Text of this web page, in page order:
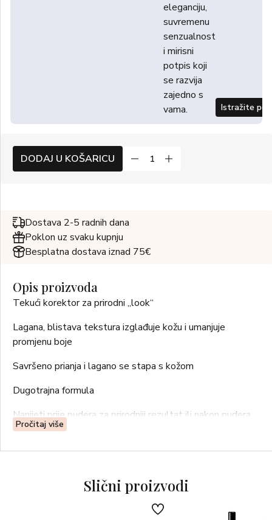
eleganciju,
suvremenu
senzualnost
i mirisni
potpis koji
se razvija
zajedno s
vama.
Istražite
DODAJ U KOŠARICU
Dostava 2-5 radnih dana
Poklon uz svaku kupnju
Besplatna dostava iznad 75€
Opis proizvoda
Tekući korektor za prirodni „look“
Lagana, blistava tekstura izglađuje kožu i umanjuje
promjenu boje
Savršeno prianja i lagano se stapa s kožom
Dugotrajna formula
Nanijeti prije pudera za prirodniji rezultat ili nakon pudera
za veće prekrivanje.
Aktivni sastojci: SFERE HIJALURONSKE KISELINE
Pročitaj više
Slični proizvodi